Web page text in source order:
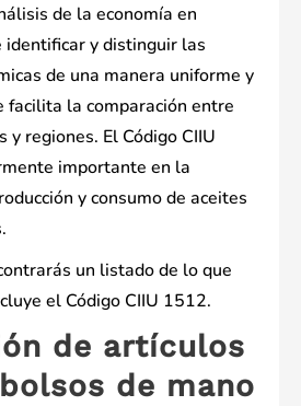
de la economía en
identificar y distinguir las
de una manera uniforme y
facilita la comparación entre
y regiones. El Código CIIU
importante en la
y consumo de aceites
un listado de lo que
el Código CIIU 1512.
de artículos
de mano